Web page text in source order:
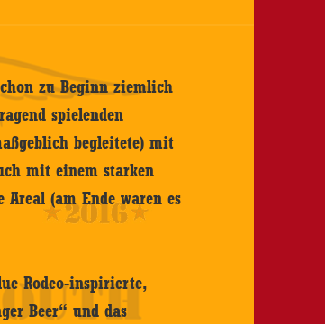
zu Beginn ziemlich
spielenden
begleitete) mit
mit einem starken
(am Ende waren es
Rodeo-inspirierte,
Beer“ und das